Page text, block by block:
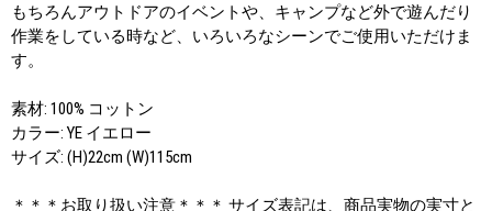
もちろんアウトドアのイベントや、キャンプなど外で遊んだり
作業をしている時など、いろいろなシーンでご使用いただけま
す。
素材: 100% コットン
カラー: YE イエロー
サイズ: (H)22cm (W)115cm
＊＊＊お取り扱い注意＊＊＊ サイズ表記は、商品実物の実寸と